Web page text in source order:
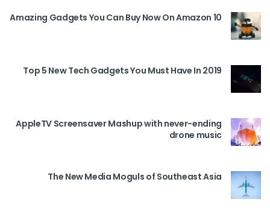
10 Amazing Gadgets You Can Buy Now On Amazon
Top 5 New Tech Gadgets You Must Have In 2019
AppleTV Screensaver Mashup with never-ending
drone music
The New Media Moguls of Southeast Asia